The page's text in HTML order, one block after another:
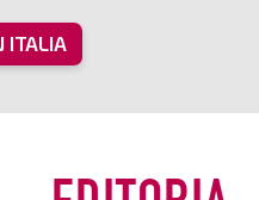
ITALIA